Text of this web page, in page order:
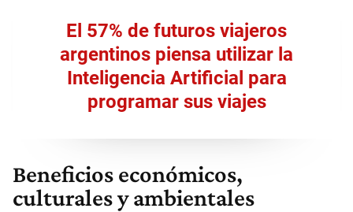
El 57% de futuros viajeros
argentinos piensa utilizar la
Inteligencia Artificial para
programar sus viajes
Beneficios económicos,
culturales y ambientales